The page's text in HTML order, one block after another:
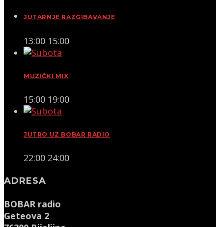
JUTARNJE RAZGIBAVANJE
13:00 15:00
MUZIČKI MIX
15:00 19:00
JUTRO UZ BOBAR RADIO
22:00 24:00
ADRESA
BOBAR radio
Geteova 2